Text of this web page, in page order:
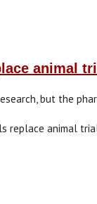
animal
but the
replace animal